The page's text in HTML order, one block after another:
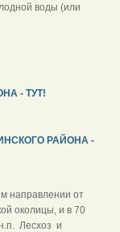
воды (или
- ТУТ!
РАЙОНА -
направлении от
околицы, и в 70
Лесхоз и